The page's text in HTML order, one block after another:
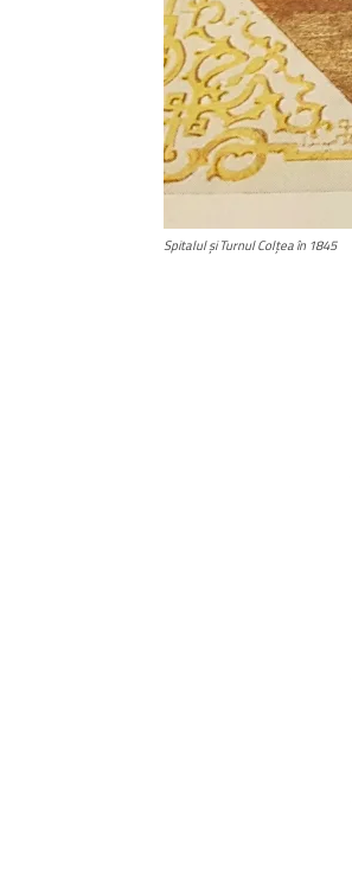
Spitalul și Turnul Colțea în 1845